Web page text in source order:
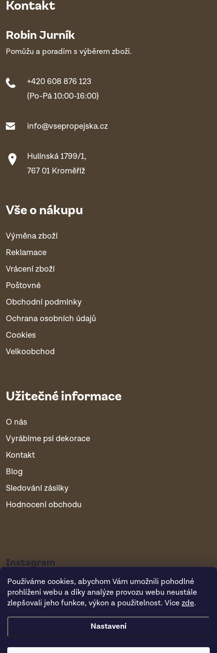
Používáme cookies, abychom Vám umožnili pohodlné
prohlížení webu a díky analýze provozu webu neustále
zlepšovali jeho funkce, výkon a použitelnost. Více zde.
Nastavení
Kontakt
Robin Jurník
Pomůžu a poradím s výběrem zboží.
+420 608 876 123
(Po-Pá 10:00-16:00)
info@vsepropejska.cz
Hulínská 1799/1,
767 01 Kroměříž
Vše o nákupu
Výměna zboží
Reklamace
Vrácení zboží
Poštovné
Obchodní podmínky
Ochrana osobních údajů
Cookies
Velkoobchod
Užitečné informace
O nás
Vyrábíme psí dekorace
Kontakt
Blog
Sledování zásilky
Hodnocení obchodu
Instagram
Copyright 2026Vsepropejska.cz. Všechna práva vyhrazena.